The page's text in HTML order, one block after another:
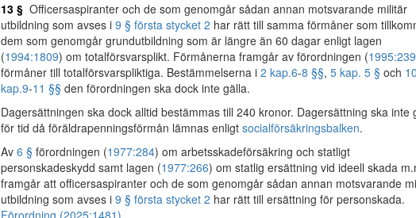
13 § Officersaspiranter och de som genomgår sådan annan motsvarande militär
utbildning som avses i 9 § första stycket 2 har rätt till samma förmåner som
dem som genomgår grundutbildning som är längre än 60 dagar enligt lagen
(1994:1809) om totalförsvarsplikt. Förmånerna framgår av förordningen (1995:239
förmåner till totalförsvarspliktiga. Bestämmelserna i 2 kap.6-8 §§, 5 kap. 5 § och 10
kap.9-11 §§ den förordningen ska dock inte gälla.
Dagersättningen ska dock alltid bestämmas till 240 kronor. Dagersättning ska inte
för tid då föräldrapenningsförmån lämnas enligt socialförsäkringsbalken.
Av 6 § förordningen (1977:284) om arbetsskadeförsäkring och statligt
personskadeskydd samt lagen (1977:266) om statlig ersättning vid ideell skada
framgår att officersaspiranter och de som genomgår sådan annan motsvarande
utbildning som avses i 9 § första stycket 2 har rätt till ersättning för personskada.
Förordning (2025:1481).